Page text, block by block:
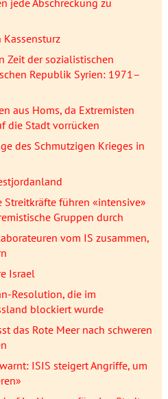
Kassensturz
Zeit der sozialistischen
Republik Syrien: 1971–
aus Homs, da Extremisten
die Stadt vorrücken
des Schmutzigen Krieges in
Streitkräfte führen «intensive»
Gruppen durch
vom IS zusammen,
Israel
Resolution, die im
blockiert wurde
das Rote Meer nach schweren
ISIS steigert Angriffe, um